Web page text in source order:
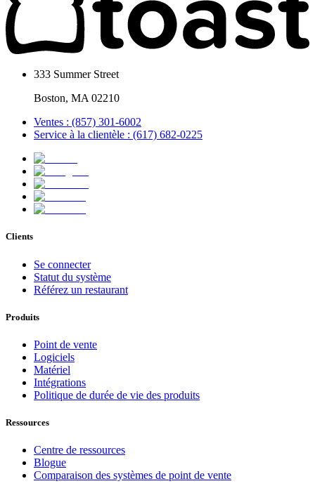
333 Summer Street
Boston, MA 02210
Ventes : (857) 301-6002
Service à la clientèle : (617) 682-0225
Clients
Se connecter
Statut du système
Référez un restaurant
Produits
Point de vente
Logiciels
Matériel
Intégrations
Politique de durée de vie des produits
Ressources
Centre de ressources
Blogue
Comparaison des systèmes de point de vente